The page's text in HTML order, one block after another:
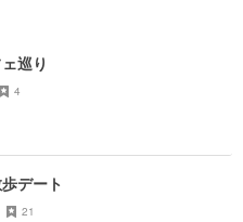
巡り
4
デート
21